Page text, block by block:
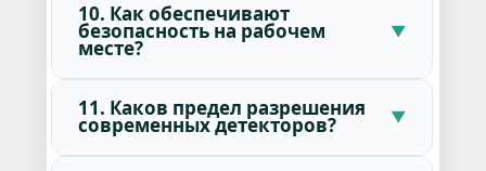
10. Как обеспечивают
безопасность на рабочем
месте?
11. Каков предел разрешения
современных детекторов?